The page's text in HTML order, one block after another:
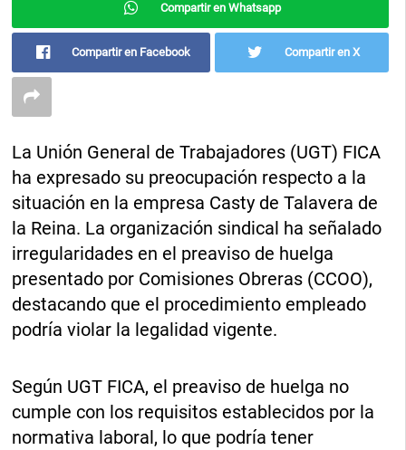
Compartir en Whatsapp
Compartir en Facebook Compartir en X
La Unión General de Trabajadores (UGT) FICA
ha expresado su preocupación respecto a la
situación en la empresa Casty de Talavera de
la Reina. La organización sindical ha señalado
irregularidades en el preaviso de huelga
presentado por Comisiones Obreras (CCOO),
destacando que el procedimiento empleado
podría violar la legalidad vigente.
Según UGT FICA, el preaviso de huelga no
cumple con los requisitos establecidos por la
normativa laboral, lo que podría tener